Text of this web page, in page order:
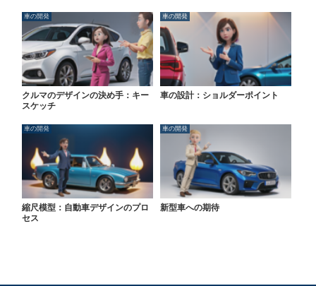
車の開発
クルマのデザインの決め手：キー
スケッチ
車の開発
車の設計：ショルダーポイント
車の開発
縮尺模型：自動車デザインのプロ
セス
車の開発
新型車への期待